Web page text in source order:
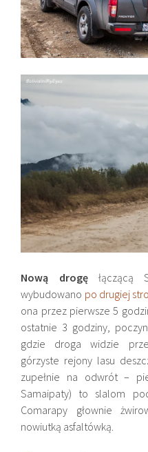
Nową drogęłączącą
wybudowano po drugiej
ona przez pierwsze 5
ostatnie 3 godziny,
gdzie droga widzie
górzyste rejony lasu
zupełnie na odwrót –
Samaipaty) to slalom
Comarapy głownie
nowiutką asfaltówką.